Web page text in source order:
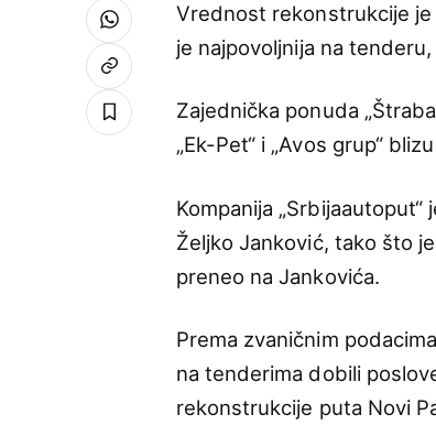
Vrednost rekonstrukcije je
je najpovoljnija na
Zajednička ponuda
„Ek-Pet“ i „Avos grup“
Kompanija
Željko Janković, tako što
preneo na Jankovića.
Prema zvaničnim
na tenderima dobili
rekonstrukcije puta Novi